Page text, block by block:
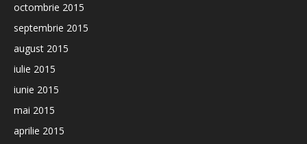
octombrie 2015
septembrie 2015
august 2015
iulie 2015
iunie 2015
mai 2015
aprilie 2015